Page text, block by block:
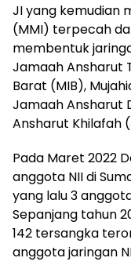
JI yang kemudian
(MMI) terpecah
membentuk
Jamaah Ansharut
Barat (MIB),
Jamaah Ansharut
Ansharut Khilafah
Pada Maret 2022
anggota NII di
yang lalu 3
Sepanjang tahun
142 tersangka
anggota jaringan